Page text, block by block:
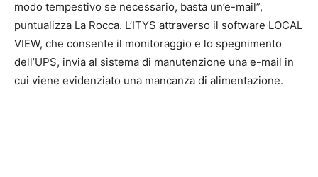
modo tempestivo se necessario, basta un’e-mail”,
puntualizza La Rocca. L’ITYS attraverso il software LOCAL
VIEW, che consente il monitoraggio e lo spegnimento
dell’UPS, invia al sistema di manutenzione una e-mail in
cui viene evidenziato una mancanza di alimentazione.